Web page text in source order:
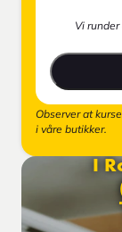
Vi
Observer at
i våre butikker.
I